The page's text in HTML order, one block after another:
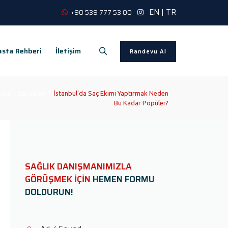
+90 539 777 53 00 EN | TR
Randevu Al
Rehberi İletişim
İstanbul’da Saç Ekimi Yaptırmak Neden
Bu Kadar Popüler?
SAĞLIK DANIŞMANIMIZLA
GÖRÜŞMEK İÇİN HEMEN FORMU
DOLDURUN!